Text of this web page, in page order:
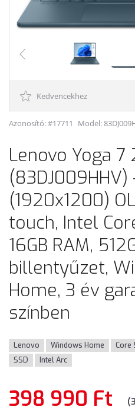
Kedvencekhez
Azonosító: #17711 Model:
Lenovo Yoga 7
(83DJ009HHV)
(1920x1200)
touch, Intel
16GB RAM,
billentyűzet,
Home, 3 év
színben
Lenovo Windows Home Core
SSD
Intel Arc
398 990 Ft